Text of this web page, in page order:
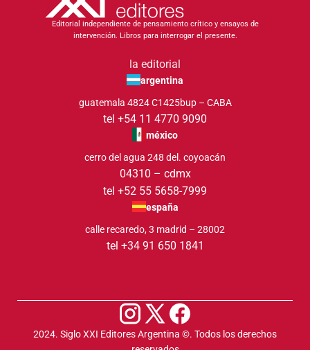
Editorial independiente de pensamiento crítico y ensayos de
intervención. Libros para interrogar el presente.
la editorial
argentina
guatemala 4824 C1425bup – CABA
tel +54 11 4770 9090
méxico
cerro del agua 248 del. coyoacán
04310 – cdmx
tel +52 55 5658-7999
españa
calle recaredo, 3 madrid – 28002
tel +34 91 650 1841
2024. Siglo XXI Editores Argentina ©️. Todos los derechos